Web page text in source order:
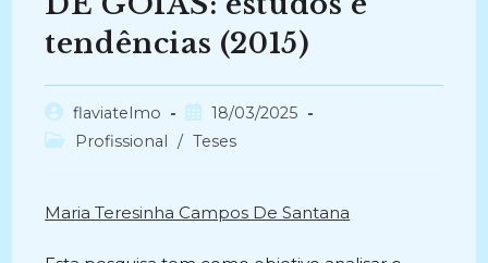
tendências (2015)
Autor
do
flaviatelmo
Post
publicado:
18/03/2025
Categoria
Profissional / Teses
Maria Teresinha Campos De Santana